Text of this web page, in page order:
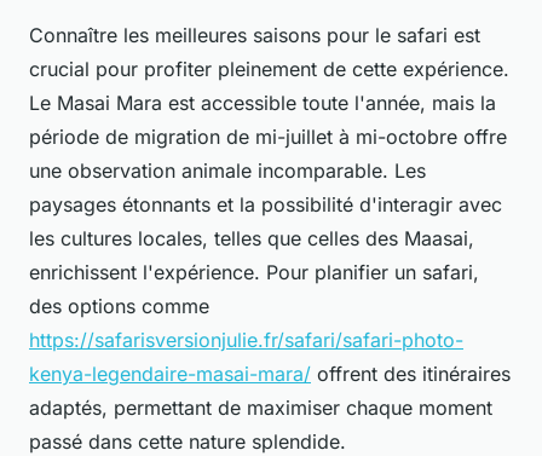
Connaître les meilleures saisons pour le safari est
crucial pour profiter pleinement de cette expérience.
Le Masai Mara est accessible toute l'année, mais la
période de migration de mi-juillet à mi-octobre offre
une observation animale incomparable. Les
paysages étonnants et la possibilité d'interagir avec
les cultures locales, telles que celles des Maasai,
enrichissent l'expérience. Pour planifier un safari,
des options comme
https://safarisversionjulie.fr/safari/safari-photo-
kenya-legendaire-masai-mara/ offrent des itinéraires
adaptés, permettant de maximiser chaque moment
passé dans cette nature splendide.